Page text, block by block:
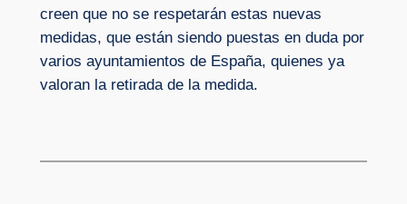
creen que no se respetarán estas nuevas
medidas, que están siendo puestas en duda por
varios ayuntamientos de España, quienes ya
valoran la retirada de la medida.